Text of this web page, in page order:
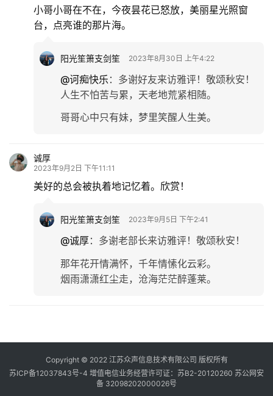
小哥小哥在不在，今夜昙花已怒放，美丽星光照窗
台，点亮谁的那片海。
阳光笙箫支剑笙 2023年8月30日 上午4:22
@诃痴快乐 ： 多谢好友来访雅评！敬颂秋安！
人生不怕苦与累，天老地荒紧相随。
哥哥心中只有妹，梦里笑醒人生美。
诚厚
2023年9月2日 下午11:11
美好的总会被执着地记忆着。欣赏！
阳光笙箫支剑笙 2023年9月5日 下午2:41
@诚厚： 多谢老部长来访雅评！敬颂秋安！
那年花开情满怀，千年情愫化云彩。
烟雨潇潇红尘走，沧海茫茫醉蓬莱。
Copyright © 2022 江苏众声信息技术有限公司 版权所有
苏ICP备12037843号-4 增值电信业务经营许可证：苏B2-20120260 苏公网安
备 32098202000026号